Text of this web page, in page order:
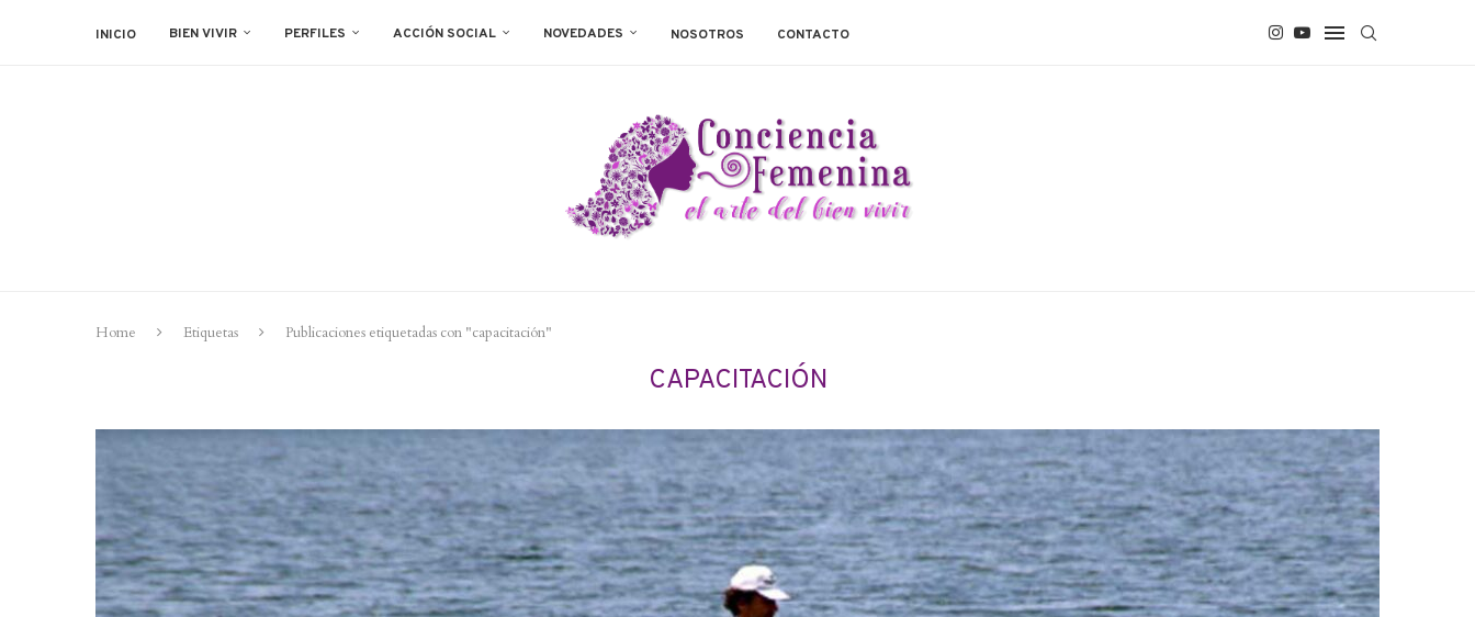
INICIO BIEN VIVIR PERFILES ACCIÓN SOCIAL NOVEDADES NOSOTROS CONTACTO
Home Etiquetas Publicaciones etiquetadas con "capacitación"
CAPACITACIÓN